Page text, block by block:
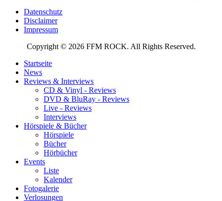
Datenschutz
Disclaimer
Impressum
Copyright © 2026 FFM ROCK. All Rights Reserved.
Startseite
News
Reviews & Interviews
CD & Vinyl - Reviews
DVD & BluRay - Reviews
Live - Reviews
Interviews
Hörspiele & Bücher
Hörspiele
Bücher
Hörbücher
Events
Liste
Kalender
Fotogalerie
Verlosungen